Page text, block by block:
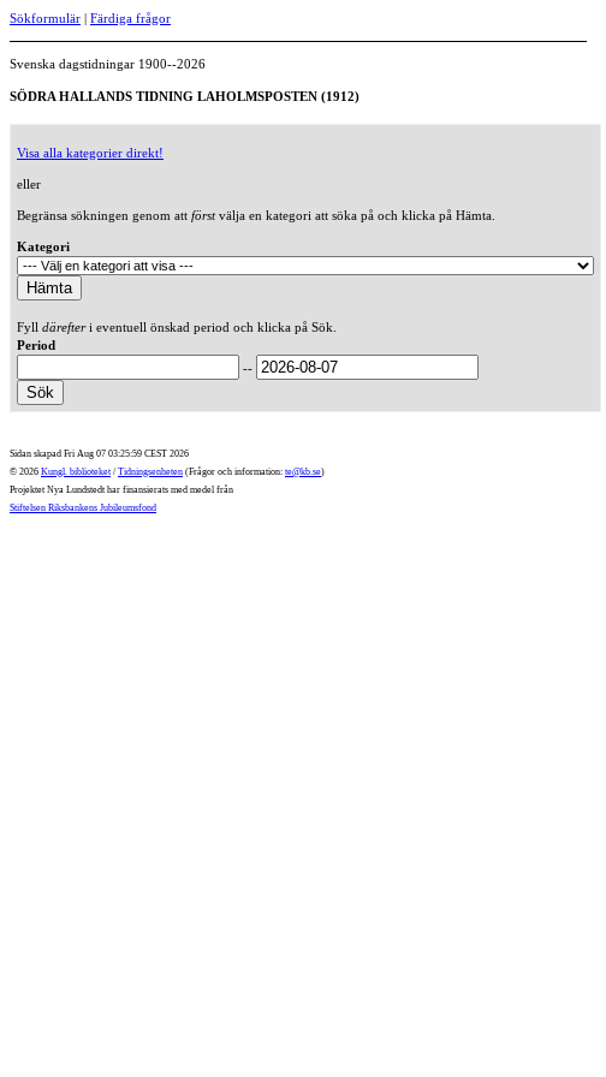
Sökformulär | Färdiga frågor
Svenska dagstidningar 1900--2026
SÖDRA HALLANDS TIDNING LAHOLMSPOSTEN (1912)
Visa alla kategorier direkt!
eller
Begränsa sökningen genom att förstvälja en kategori att söka på och klicka på Hämta.
Kategori
Fyll därefteri eventuell önskad period och klicka på Sök.
Period
--
Sidan skapad Fri Aug 07 03:25:59 CEST 2026
© 2026 Kungl. biblioteket / Tidningsenheten (Frågor och information: te@kb.se)
Projektet Nya Lundstedt har finansierats med medel från
Stiftelsen Riksbankens Jubileumsfond